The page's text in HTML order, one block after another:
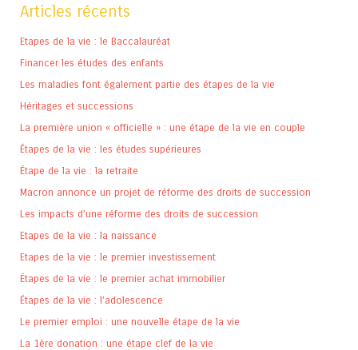
Articles récents
Etapes de la vie : le Baccalauréat
Financer les études des enfants
Les maladies font également partie des étapes de la vie
Héritages et successions
La première union « officielle » : une étape de la vie en couple
Étapes de la vie : les études supérieures
Étape de la vie : la retraite
Macron annonce un projet de réforme des droits de succession
Les impacts d’une réforme des droits de succession
Etapes de la vie : la naissance
Etapes de la vie : le premier investissement
Étapes de la vie : le premier achat immobilier
Étapes de la vie : l’adolescence
Le premier emploi : une nouvelle étape de la vie
La 1ère donation : une étape clef de la vie